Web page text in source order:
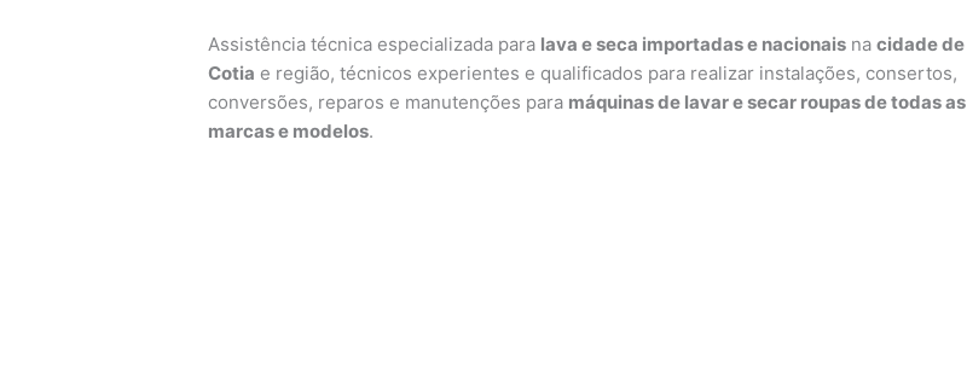
Assistência técnica especializada para lava e seca importadas e nacionais nacidade de
Cotia e região, técnicos experientes e qualificados para realizar instalações, consertos,
conversões, reparos e manutenções para máquinas de lavar e secar roupas de todas as
marcas e modelos.